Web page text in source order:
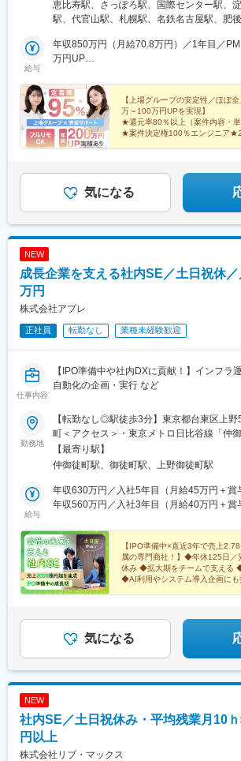
条西4-1-7 MMS札幌駅前ビル1F【名古屋】
5-13 創建御堂筋ビル2F【福岡】福岡県福岡
27-25 第二岡部ビル8F
恵比寿駅、さっぽろ駅、国際センター駅、
駅、代官山駅、札幌駅、名鉄名古屋駅、肥
給与
年収850万円（月給70.8万円）／1年目／
万円UP
万円UP
【上場グループの安定性／ほぼ
万～100万円UPを実現】
★還元率80％以上（案件内容・単
★案件決定権100％エンジニア
気になる
NEW
成長企業を支える社内SE／土日祝休
万円
株式会社アプレ
正社員 転勤なし 業種未経験歓迎
仕事内容
【IPO準備中や社内DXに貢献！】インフラ
自動化の企画・実行 など
勤務地
【転勤なし◎駅徒歩3分】東京都台東区上
町＜アクセス＞・東京メトロ日比谷線「仲
り徒歩スグ・JR山手線・京浜東北線「御徒
動喫煙対策あり：屋内原則禁煙
【最寄り駅】
仲御徒町駅、御徒町駅、上野御徒町駅
給与
年収630万円／入社5年目（月給45万円＋賞
年収560万円／入社3年目（月給40万円＋賞
【IPO準備中×直近3年で売上
属の専門商社！】◆年休125日／
休み ◆拡大期をチームで支える
◆AI利用やシステム導入企画にも
気になる
NEW
社内SE／土日祝休み・平均残業月10
円以上
株式会社リブ・マックス